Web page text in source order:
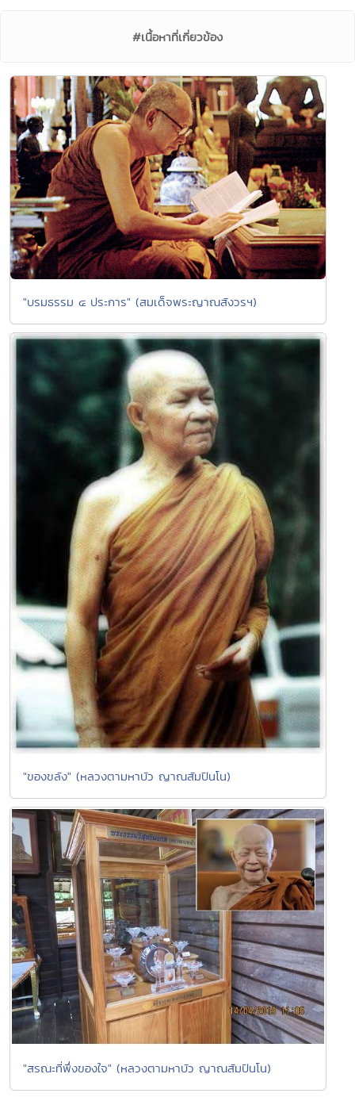
#เนื้อหาที่เกี่ยวข้อง
"บรมธรรม ๔ ประการ" (สมเด็จพระญาณสังวรฯ)
"ของขลัง" (หลวงตามหาบัว ญาณสัมปันโน)
"สรณะที่พึ่งของใจ" (หลวงตามหาบัว ญาณสัมปันโน)